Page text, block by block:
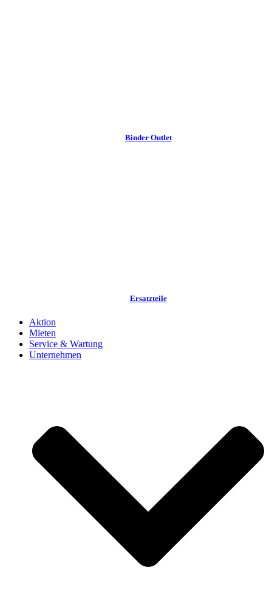
Binder Outlet
Ersatzteile
Aktion
Mieten
Service & Wartung
Unternehmen